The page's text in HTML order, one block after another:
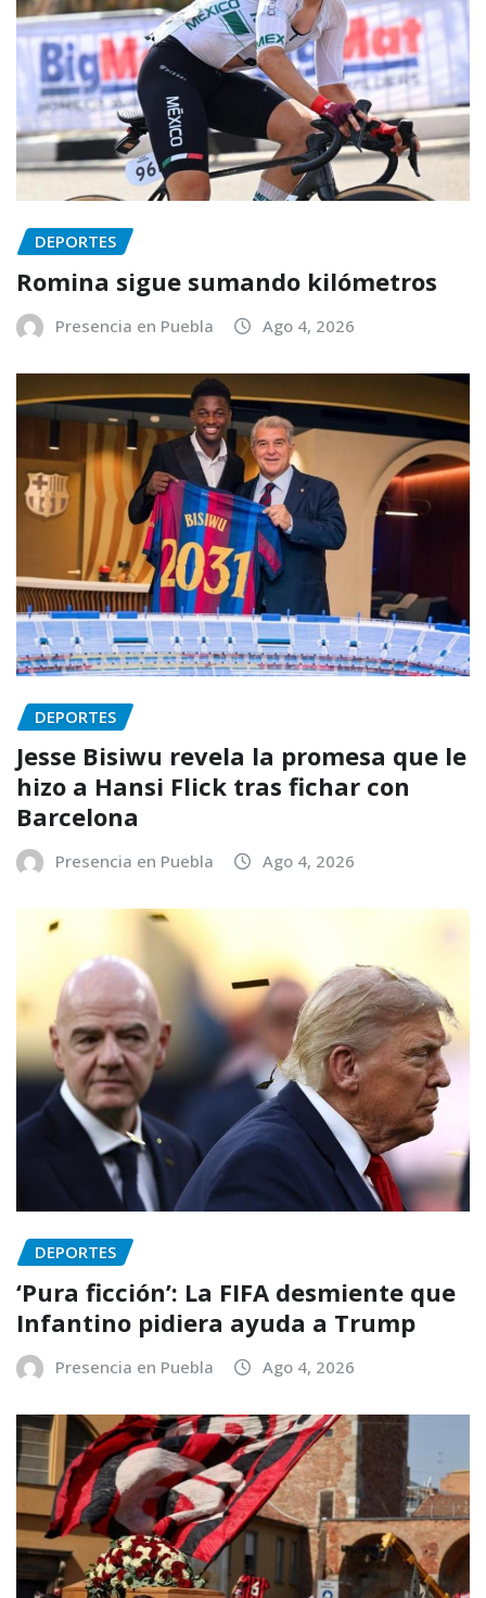
DEPORTES
Romina sigue sumando kilómetros
Presencia en Puebla Ago 4, 2026
DEPORTES
Jesse Bisiwu revela la promesa que le
hizo a Hansi Flick tras fichar con
Barcelona
Presencia en Puebla Ago 4, 2026
DEPORTES
‘Pura ficción’: La FIFA desmiente que
Infantino pidiera ayuda a Trump
Presencia en Puebla Ago 4, 2026